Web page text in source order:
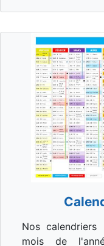
Nos
mois de